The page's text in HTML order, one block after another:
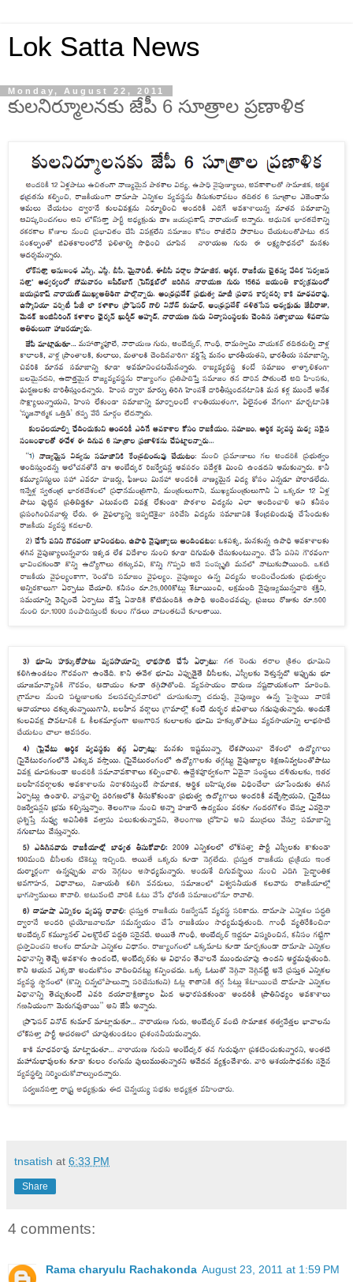
Lok Satta News
Monday, August 22, 2011
కులనిర్మూలనకు జేపీ 6 సూత్రాల ప్రణాళిక
tnsatish at 6:33 PM
Share
4 comments:
Rama charyulu Rachakonda August 23, 2011 at 1:59 PM